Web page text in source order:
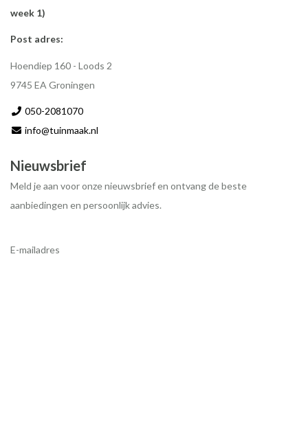
week 1)
Post adres:
Hoendiep 160 - Loods 2
9745 EA Groningen
050-2081070
info@tuinmaak.nl
Nieuwsbrief
Meld je aan voor onze nieuwsbrief en ontvang de beste
aanbiedingen en persoonlijk advies.
E-mailadres